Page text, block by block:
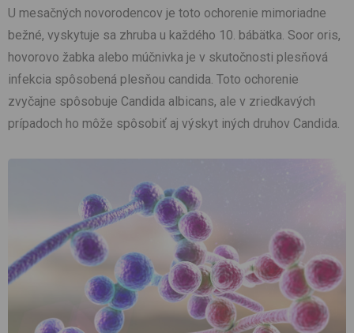
U mesačných novorodencov je toto ochorenie mimoriadne
bežné, vyskytuje sa zhruba u každého 10. bábätka. Soor oris,
hovorovo žabka alebo múčnivka je v skutočnosti plesňová
infekcia spôsobená plesňou candida. Toto ochorenie
zvyčajne spôsobuje Candida albicans, ale v zriedkavých
prípadoch ho môže spôsobiť aj výskyt iných druhov Candida.